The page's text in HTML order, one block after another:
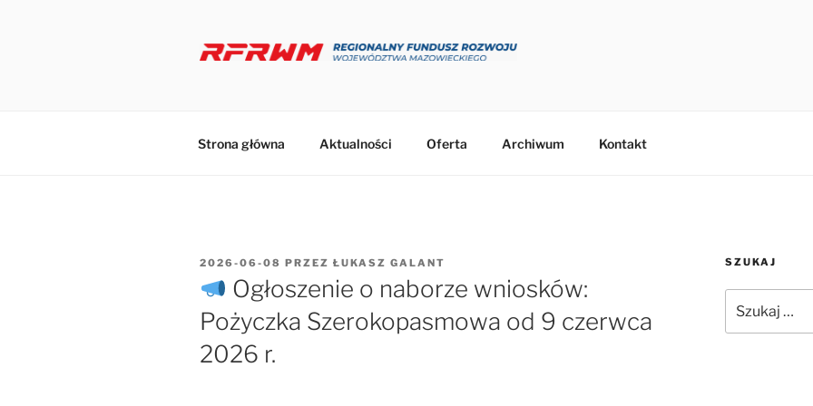
Strona główna Aktualności Oferta Archiwum Kontakt
OPUBLIKOWANE
2026-06-08 PRZEZ ŁUKASZ GALANT
Ogłoszenie o naborze wniosków:
Pożyczka Szerokopasmowa od 9 czerwca
2026 r.
SZUKAJ